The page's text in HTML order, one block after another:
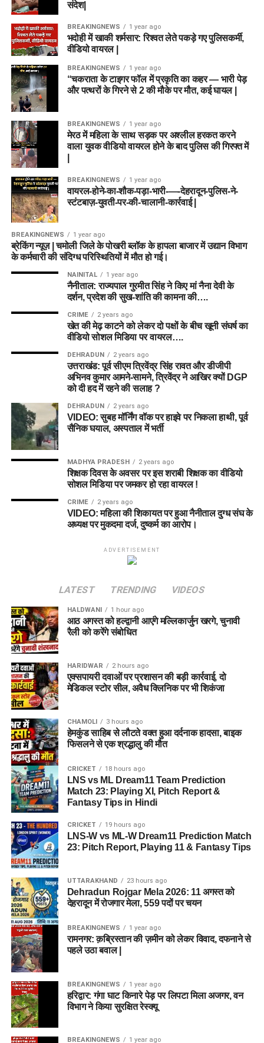
संदेश|
BREAKINGNEWS 1 year ago
भदोही में खाकी शर्मसार: रिश्वत लेते पकड़े गए पुलिसकर्मी,
वीडियो वायरल |
BREAKINGNEWS 1 year ago
“चकराता के टाइगर फॉल में प्रकृति का कहर — भारी पेड़
और पत्थरों के गिरने से 2 की मौके पर मौत, कई घायल |
BREAKINGNEWS 1 year ago
मेरठ में महिला के साथ सड़क पर अश्लील हरकत करने
वाला युवक वीडियो वायरल होने के बाद पुलिस की गिरफ्त में
BREAKINGNEWS 1 year ago
वायरल-होने-का-शौक-पड़ा-भारी-—-देहरादून-पुलिस-ने-
स्टंटबाज़-युवती-पर-की-चालानी-कार्रवाई |
BREAKINGNEWS 1 year ago
ब्रेकिंग न्यूज़ | चमोली जिले के पोखरी ब्लॉक के हापला बाजार में उद्यान विभाग
के कर्मचारी की संदिग्ध परिस्थितियों में मौत हो गई।
NAINITAL 1 year ago
नैनीताल: राज्यपाल गुरमीत सिंह ने किए मां नैना देवी के
दर्शन, प्रदेश की सुख-शांति की कामना की….
CRIME 2 years ago
खेत की मेढ़ काटने को लेकर दो पक्षों के बीच खूनी संघर्ष का
वीडियो सोशल मिडिया पर वायरल….
DEHRADUN 2 years ago
उत्तराखंड: पूर्व सीएम त्रिवेंद्र सिंह रावत और डीजीपी
अभिनव कुमार आमने-सामने, त्रिवेंद्र ने आखिर क्यों DGP
को दी हद में रहने की सलाह ?
DEHRADUN 2 years ago
VIDEO: सुबह मॉर्निंग वॉक पर हाइवे पर निकला हाथी, पूर्व
सैनिक घयाल, अस्पताल में भर्ती
MADHYA PRADESH 2 years ago
शिक्षक दिवस के अवसर पर इस शराबी शिक्षक का वीडियो
सोशल मिडिया पर जमकर हो रहा वायरल !
CRIME 2 years ago
VIDEO: महिला की शिकायत पर हुआ नैनीताल दुग्ध संघ के
अध्यक्ष पर मुकदमा दर्ज, दुष्कर्म का आरोप।
ADVERTISEMENT
LATEST TRENDING VIDEOS
HALDWANI 1 hour ago
आठ अगस्त को हल्द्वानी आएंगे मल्लिकार्जुन खरगे, चुनावी
रैली को करेंगे संबोधित
HARIDWAR 2 hours ago
एक्सपायरी दवाओं पर प्रशासन की बड़ी कार्रवाई, दो
मेडिकल स्टोर सील, अवैध क्लिनिक पर भी शिकंजा
CHAMOLI 3 hours ago
हेमकुंड साहिब से लौटते वक्त हुआ दर्दनाक हादसा, बाइक
फिसलने से एक श्रद्धालु की मौत
CRICKET 18 hours ago
LNS vs ML Dream11 Team Prediction
Match 23: Playing XI, Pitch Report &
Fantasy Tips in Hindi
CRICKET 19 hours ago
LNS-W vs ML-W Dream11 Prediction Match
23: Pitch Report, Playing 11 & Fantasy Tips
UTTARAKHAND 23 hours ago
Dehradun Rojgar Mela 2026: 11 अगस्त को
देहरादून में रोजगार मेला, 559 पदों पर चयन
BREAKINGNEWS 1 year ago
रामनगर: क़ब्रिस्तान की ज़मीन को लेकर विवाद, दफनाने से
पहले उठा बवाल |
BREAKINGNEWS 1 year ago
हरिद्वार: गंगा घाट किनारे पेड़ पर लिपटा मिला अजगर, वन
विभाग ने किया सुरक्षित रेस्क्यू
BREAKINGNEWS 1 year ago